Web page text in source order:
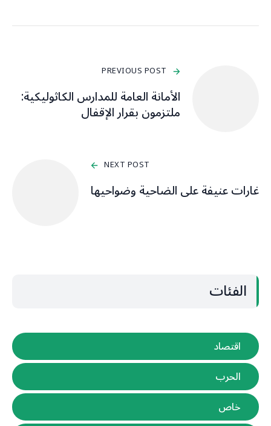
PREVIOUS POST
الأمانة العامة للمدارس الكاثوليكية:
ملتزمون بقرار الإقفال
NEXT POST
غارات عنيفة على الضاحية وضواحيها
الفئات
اقتصاد
الحرب
خاص